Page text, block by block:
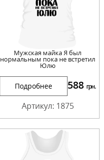
Мужская майка Я был
нормальным пока не встретил
Юлю
Подробнее 588 грн.
Артикул: 1875